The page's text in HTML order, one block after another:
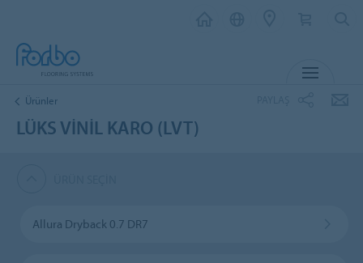
Ürünler
LÜKS VINIL KARO (LVT)
Allura Dryback 0.7 DR7